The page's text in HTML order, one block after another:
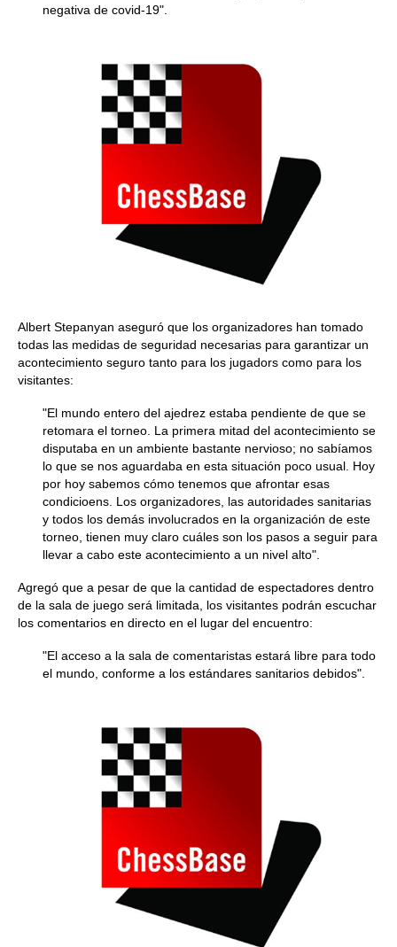
negativa de covid-19".
Albert Stepanyan aseguró que los organizadores han tomado
todas las medidas de seguridad necesarias para garantizar un
acontecimiento seguro tanto para los jugadors como para los
visitantes:
"El mundo entero del ajedrez estaba pendiente de que se
retomara el torneo. La primera mitad del acontecimiento se
disputaba en un ambiente bastante nervioso; no sabíamos
lo que se nos aguardaba en esta situación poco usual. Hoy
por hoy sabemos cómo tenemos que afrontar esas
condicioens. Los organizadores, las autoridades sanitarias
y todos los demás involucrados en la organización de este
torneo, tienen muy claro cuáles son los pasos a seguir para
llevar a cabo este acontecimiento a un nivel alto".
Agregó que a pesar de que la cantidad de espectadores dentro
de la sala de juego será limitada, los visitantes podrán escuchar
los comentarios en directo en el lugar del encuentro:
"El acceso a la sala de comentaristas estará libre para todo
el mundo, conforme a los estándares sanitarios debidos".